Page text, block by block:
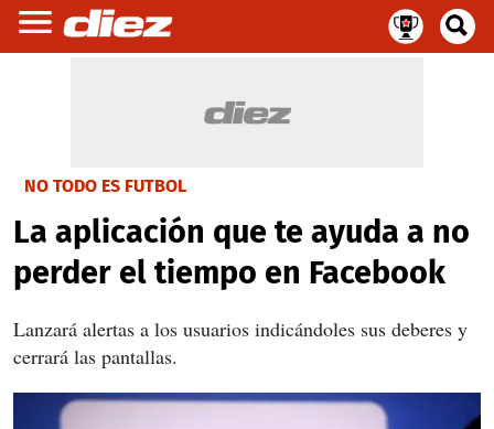
NO TODO ES FUTBOL
La aplicación que te ayuda a no
perder el tiempo en Facebook
Lanzará alertas a los usuarios indicándoles sus deberes y
cerrará las pantallas.